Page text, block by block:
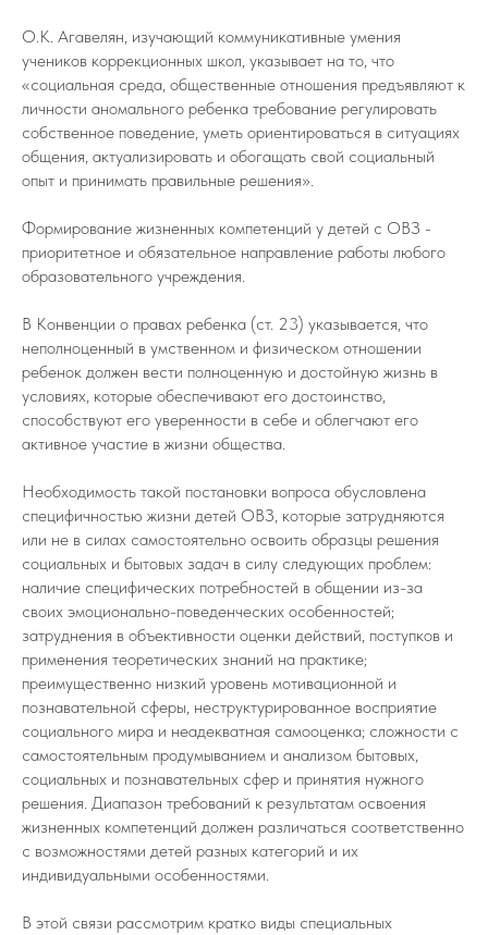
О.К. Агавелян, изучающий коммуникативные умения
учеников коррекционных школ, указывает на то, что
«социальная среда, общественные отношения предъявляют к
личности аномального ребенка требование регулировать
собственное поведение, уметь ориентироваться в ситуациях
общения, актуализировать и обогащать свой социальный
опыт и принимать правильные решения».
Формирование жизненных компетенций у детей с ОВЗ -
приоритетное и обязательное направление работы любого
образовательного учреждения.
В Конвенции о правах ребенка (ст. 23) указывается, что
неполноценный в умственном и физическом отношении
ребенок должен вести полноценную и достойную жизнь в
условиях, которые обеспечивают его достоинство,
способствуют его уверенности в себе и облегчают его
активное участие в жизни общества.
Необходимость такой постановки вопроса обусловлена
специфичностью жизни детей ОВЗ, которые затрудняются
или не в силах самостоятельно освоить образцы решения
социальных и бытовых задач в силу следующих проблем:
наличие специфических потребностей в общении из-за
своих эмоционально-поведенческих особенностей;
затруднения в объективности оценки действий, поступков и
применения теоретических знаний на практике;
преимущественно низкий уровень мотивационной и
познавательной сферы, неструктурированное восприятие
социального мира и неадекватная самооценка; сложности с
самостоятельным продумыванием и анализом бытовых,
социальных и познавательных сфер и принятия нужного
решения. Диапазон требований к результатам освоения
жизненных компетенций должен различаться соответственно
с возможностями детей разных категорий и их
индивидуальными особенностями.
В этой связи рассмотрим кратко виды специальных